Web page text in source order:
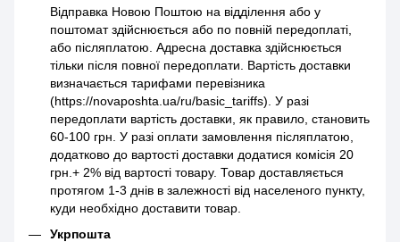
Відправка Новою Поштою на відділення або у
поштомат здійснюється або по повній передоплаті,
або післяплатою. Адресна доставка здійснюється
тільки після повної передоплати. Вартість доставки
визначається тарифами перевізника
(https://novaposhta.ua/ru/basic_tariffs). У разі
передоплати вартість доставки, як правило, становить
60-100 грн. У разі оплати замовлення післяплатою,
додатково до вартості доставки додатися комісія 20
грн.+ 2% від вартості товару. Товар доставляється
протягом 1-3 днів в залежності від населеного пункту,
куди необхідно доставити товар.
Укрпошта